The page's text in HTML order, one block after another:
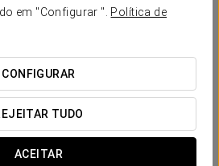
em "Configurar ". Política de
CONFIGURAR
TUDO
ACEITAR
no
gastronómica inigualável no
Cenador de Amós. Este
encontra a apenas 20 min do
classificado como um dos
mundo. Não perca a oportunidade!